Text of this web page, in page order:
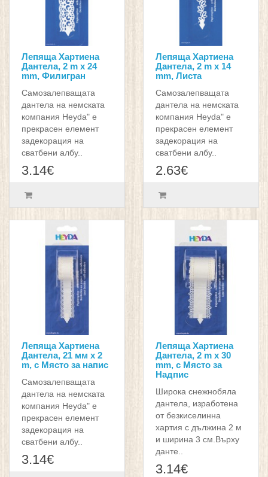
Лепяща Хартиена
Дантела, 2 m x 24
mm, Филигран
Самозалепващата
дантела на немската
компания Heyda" е
прекрасен елемент
задекорация на
сватбени албу..
3.14€
Лепяща Хартиена
Дантела, 2 m x 14
mm, Листа
Самозалепващата
дантела на немската
компания Heyda" е
прекрасен елемент
задекорация на
сватбени албу..
2.63€
Лепяща Хартиена
Дантела, 21 мм x 2
m, с Място за напис
Самозалепващата
дантела на немската
компания Heyda" е
прекрасен елемент
задекорация на
сватбени албу..
3.14€
Лепяща Хартиена
Дантела, 2 m x 30
mm, с Място за
Надпис
Широка снежнобяла
дантела, изработена
от безкиселинна
хартия с дължина 2 м
и ширина 3 см.Върху
данте..
3.14€